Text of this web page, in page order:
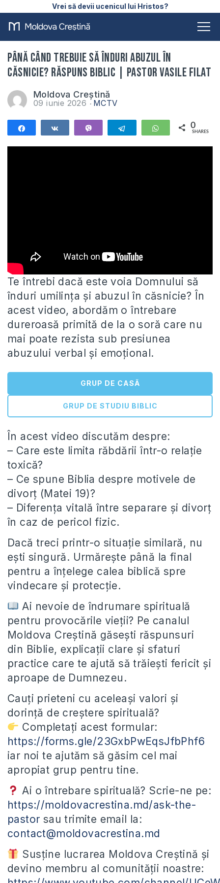
Vrei să devii ucenicul lui Hristos?
Până când trebuie să înduri abuzul în
căsnicie? Răspuns biblic | Pastor Vasile Filat
Moldova Creștină
09 iunie 2026 MCTV
Telegram WhatsApp
0
SHARES
Te întrebi dacă este voia Domnului să
înduri umilința și abuzul în căsnicie? În
acest video, abordăm o întrebare
dureroasă primită de la o soră care nu
mai poate rezista sub presiunea
abuzului verbal și emoțional.
GRUP DE CASĂ
GRUP DE STUDIU BIBLIC
În acest video discutăm despre:
– Care este limita răbdării într-o relație
toxică?
– Ce spune Biblia despre motivele de
divorț (Matei 19)?
– Diferența vitală între separare și divorț
în caz de pericol fizic.
Dacă treci printr-o situație similară, nu
ești singură. Urmărește până la final
pentru a înțelege calea biblică spre
vindecare și protecție.
Ai nevoie de îndrumare spirituală
pentru provocările vieții? Pe canalul
Moldova Creștină găsești răspunsuri
din Biblie, explicații clare și sfaturi
practice care te ajută să trăiești fericit și
aproape de Dumnezeu.
Cauți prieteni cu aceleași valori și
dorință de creștere spirituală?
Completați acest formular:
https://forms.gle/23GxbPwEqsJfbPhf6
iar noi te ajutăm să găsim cel mai
apropiat grup pentru tine.
Ai o întrebare spirituală? Scrie-ne pe:
https://moldovacrestina.md/ask-the-
pastor sau trimite email la:
contact@moldovacrestina.md
Susține lucrarea Moldova Creștină și
devino membru al comunității noastre: